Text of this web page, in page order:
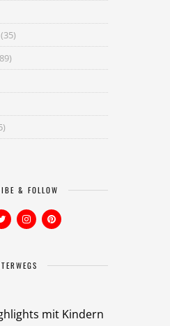
(35)
& FOLLOW
mit Kindern